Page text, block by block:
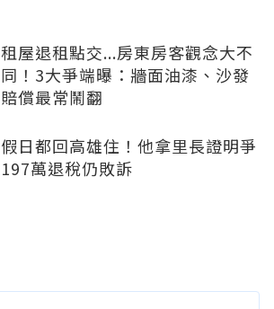
租屋退租點交...房東房客觀念大不
同！3大爭端曝：牆面油漆、沙發
賠償最常鬧翻
假日都回高雄住！他拿里長證明爭
197萬退稅仍敗訴